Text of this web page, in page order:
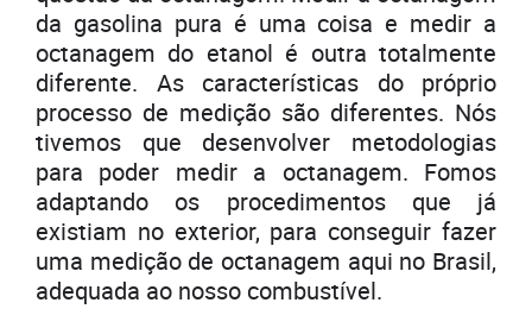
da gasolina pura é uma coisa e medir a
octanagem do etanol é outra totalmente
diferente. As características do próprio
processo de medição são diferentes. Nós
tivemos que desenvolver metodologias
para poder medir a octanagem. Fomos
adaptando os procedimentos que já
existiam no exterior, para conseguir fazer
uma medição de octanagem aqui no Brasil,
adequada ao nosso combustível.